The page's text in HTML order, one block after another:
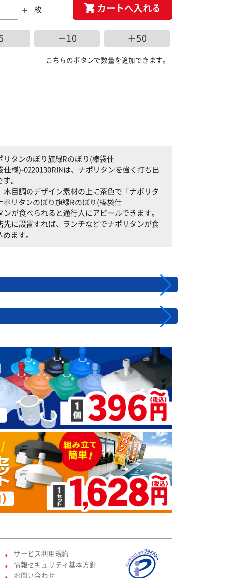
+ 枚 カートへ入れる
＋10 ＋50
こちらのボタンで数量を追加できます。
タンのぼり旗緑Rのぼり(棒袋仕
様)-0220130RINは、ナポリタンを強く打ち出
。
目調のデザイン素材の上に茶色で「ナポリタ
リタンのぼり旗緑Rのぼり(棒袋仕
が食べられると通行人にアピールできます。
に設置すれば、ランチなどでナポリタンが食
ます。
● サービス利用規約
● 情報セキュリティ基本方針
● お問い合わせ